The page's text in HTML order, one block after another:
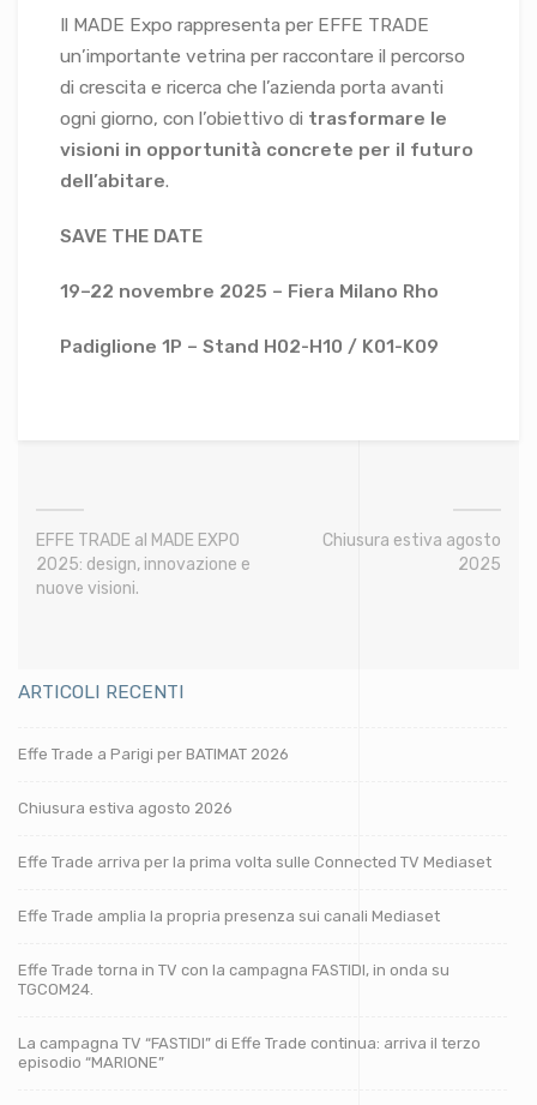
Il MADE Expo rappresenta per EFFE TRADE
un’importante vetrina per raccontare il percorso
di crescita e ricerca che l’azienda porta avanti
ogni giorno, con l’obiettivo di trasformare le
visioni in opportunità concrete per il futuro
dell’abitare.
SAVE THE DATE
19–22 novembre 2025 – Fiera Milano Rho
Padiglione 1P – Stand H02-H10 / K01-K09
EFFE TRADE al MADE EXPO
2025: design, innovazione e
nuove visioni.
Chiusura estiva agosto
2025
ARTICOLI RECENTI
Effe Trade a Parigi per BATIMAT 2026
Chiusura estiva agosto 2026
Effe Trade arriva per la prima volta sulle Connected TV Mediaset
Effe Trade amplia la propria presenza sui canali Mediaset
Effe Trade torna in TV con la campagna FASTIDI, in onda su
TGCOM24.
La campagna TV “FASTIDI” di Effe Trade continua: arriva il terzo
episodio “MARIONE”